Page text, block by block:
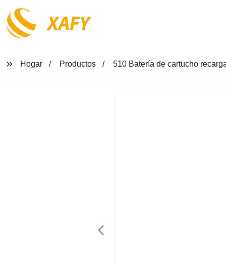
XAFY
Hogar Productos 510 Batería de cartucho